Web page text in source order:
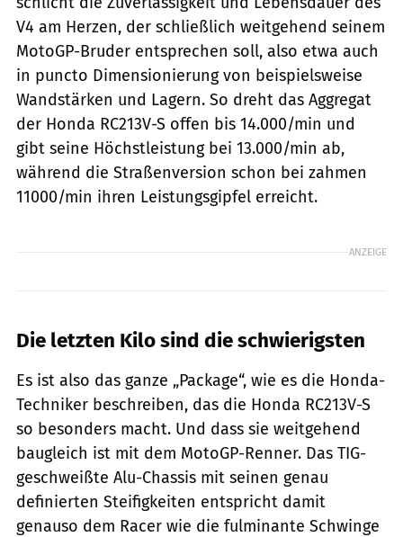
V4 am Herzen, der schließlich weitgehend seinem
­MotoGP-Bruder entsprechen soll, also etwa auch
in puncto Dimensionierung von beispielsweise
Wandstärken und Lagern. So dreht das Aggregat
der Honda RC213V-S offen bis 14.000/min und
gibt seine Höchstleistung bei 13.000/min ab,
während die Straßenversion schon bei zahmen
11000/min ihren Leistungsgipfel erreicht.
ANZEIGE
Die letzten Kilo sind die schwierigsten
Es ist also das ganze „Package“, wie es die Honda-
Techniker beschreiben, das die Honda RC213V-S
so besonders macht. Und dass sie weitgehend
baugleich ist mit dem MotoGP-Renner. Das TIG-
geschweißte Alu-Chassis mit seinen genau
definierten Steifigkeiten entspricht damit
genauso dem Racer wie die fulminante Schwinge